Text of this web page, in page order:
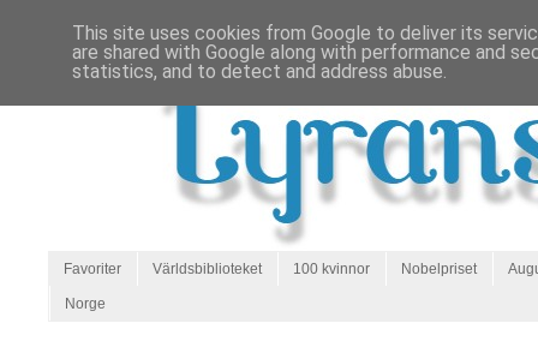
Favoriter Världsbiblioteket 100 kvinnor Nobelpriset
Norge
This site uses cookies from Google to deliver its
are shared with Google along with performance and
statistics, and to detect and address abuse.